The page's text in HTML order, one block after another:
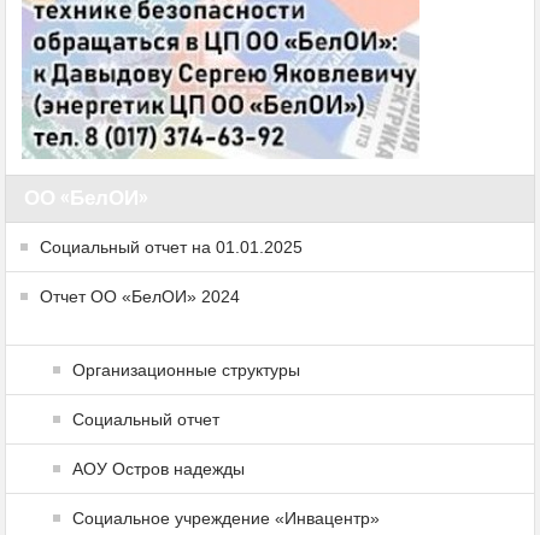
Социальный отчет на 01.01.2025
Отчет ОО «БелОИ» 2024
Организационные структуры
Социальный отчет
АОУ Остров надежды
Социальное учреждение «Инвацентр»